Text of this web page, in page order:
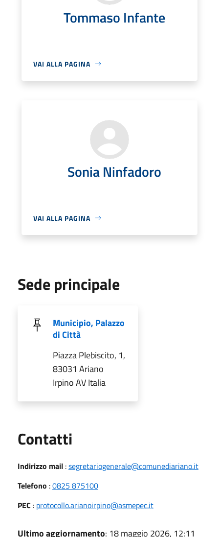
Tommaso Infante
VAI ALLA PAGINA
Sonia Ninfadoro
VAI ALLA PAGINA
Sede principale
Municipio, Palazzo
di Città
Piazza Plebiscito, 1,
83031 Ariano
Irpino AV Italia
Contatti
Indirizzo mail :segretariogenerale@comunediariano.it
Telefono :0825 875100
PEC : protocollo.arianoirpino@asmepec.it
Ultimo aggiornamento: 18 maggio 2026, 12:11